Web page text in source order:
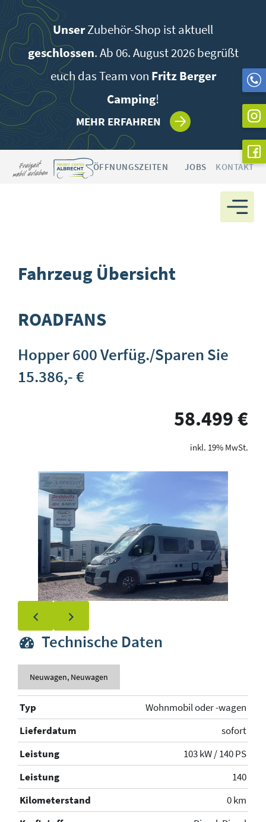
Inhalt
springen
UnserZubehör-Shop ist aktuell
geschlossen. Ab 06. August 2026 begrüßt
euch das Team von Fritz Berger
Camping!
MEHR ERFAHREN
ÖFFNUNGSZEITEN JOBS KONTAKT
Fahrzeug Übersicht
ROADFANS
Hopper 600 Verfüg./Sparen Sie
15.386,- €
58.499 €
19% MwSt.
Technische Daten
Neuwagen, Neuwagen
Typ
Wohnmobil oder -wagen
Lieferdatum
sofort
Leistung
103 kW / 140 PS
Leistung
140
Kilometerstand
0 km